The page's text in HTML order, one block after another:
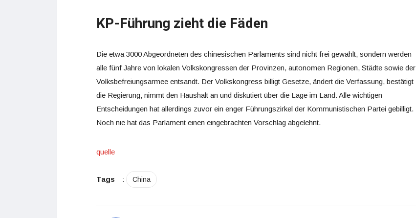
KP-Führung zieht die Fäden
Die etwa 3000 Abgeordneten des chinesischen Parlaments sind nicht frei gewählt, sondern werden
alle fünf Jahre von lokalen Volkskongressen der Provinzen, autonomen Regionen, Städte sowie der
Volksbefreiungsarmee entsandt. Der Volkskongress billigt Gesetze, ändert die Verfassung, bestätigt
die Regierung, nimmt den Haushalt an und diskutiert über die Lage im Land. Alle wichtigen
Entscheidungen hat allerdings zuvor ein enger Führungszirkel der Kommunistischen Partei gebilligt.
Noch nie hat das Parlament einen eingebrachten Vorschlag abgelehnt.
quelle
Tags : China